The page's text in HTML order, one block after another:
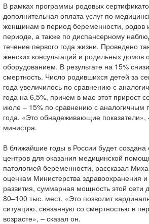
В рамках программы родовых
дополнительная оплата услуг по
женщинам в период беременности, родов
периоде, а также по диспансерному
течение первого года жизни. Проведено
женских консультаций и родильных домов
оборудованием. В результате на 15%
смертность. Число родившихся детей за
года увеличилось по сравнению с
года на 6,5%, причем в мае этот прирост
июле – 15% по сравнению с аналогичным
года. «Это обнадеживающие показатели»,
министра.
В ближайшие годы в России будет создана
центров для оказания медицинской
патологией беременности, рассказал
оценкам Министерства здравоохранения
развития, суммарная мощность этой сети
80–100 тыс. мест. «Это позволит
ситуацию, связанную со смертностью в
возрасте», – сказал он.